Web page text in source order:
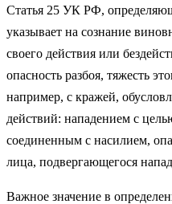
Статья 25 УК РФ,
указы­вает на сознание
своего дейст­вия или
опасность разбоя, тяжесть
например, с кражей,
действий: нападением с
соединенным с насилием,
лица, подвергающегося
Важное значение в